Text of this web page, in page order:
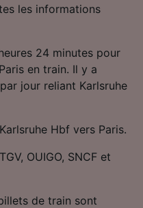
les informations
24 minutes pour
en train. Il y a
jour reliant Karlsruhe
Hbf vers Paris.
OUIGO, SNCF et
de train sont
les
accéder à des
Publicités et
de
et du contenu,
de